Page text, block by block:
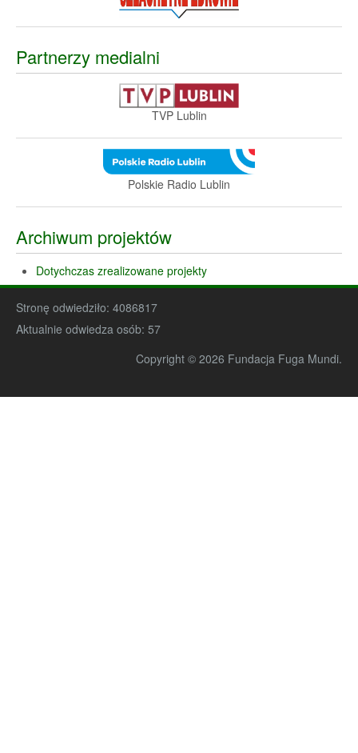
Partnerzy medialni
TVP Lublin
Polskie Radio Lublin
Archiwum projektów
Dotychczas zrealizowane projekty
Stronę odwiedziło: 4086817
Aktualnie odwiedza osób: 57
Copyright © 2026 Fundacja Fuga Mundi.